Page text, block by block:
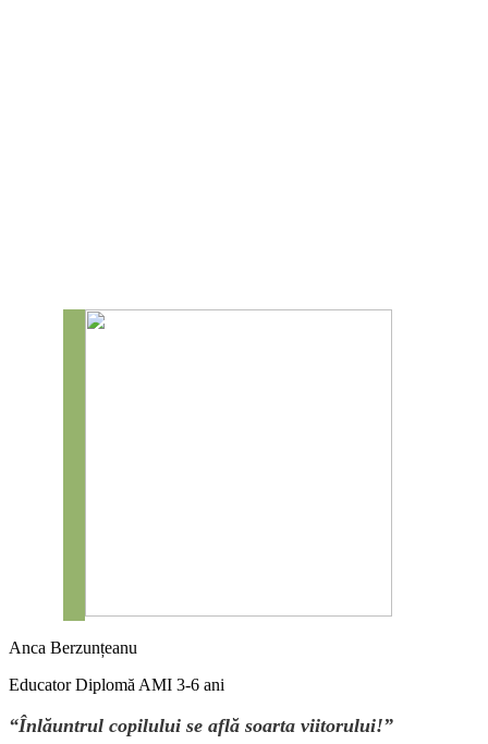
Anca Berzunțeanu
Educator Diplomă AMI 3-6 ani
“Înlăuntrul copilului se află soarta viitorului!”